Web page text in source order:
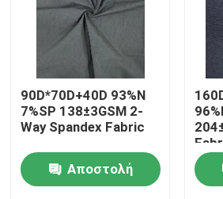
Σχετικά με εμάς
Γύρος εργοστασίων
90D*70D+40D 93%N
7%SP 138±3GSM 2-
Way Spandex Fabric
Αποστολή